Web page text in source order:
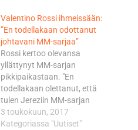
Valentino Rossi ihmeissään:
”En todellakaan odottanut
johtavani MM-sarjaa”
Rossi kertoo olevansa
yllättynyt MM-sarjan
pikkipaikastaan. "En
todellakaan olettanut, että
tulen Jereziin MM-sarjan
kärkimiehenä. Olen todella
tyytyväinen, että saimme
3 toukokuun, 2017
Kategoriassa "Uutiset"